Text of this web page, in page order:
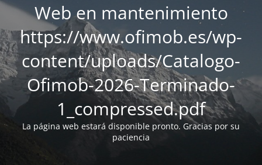
Web en mantenimiento
https://www.ofimob.es/wp-
content/uploads/Catalogo-
Ofimob-2026-Terminado-
1_compressed.pdf
La página web estará disponible pronto. Gracias por su
paciencia